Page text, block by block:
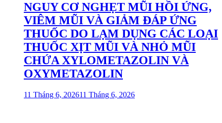
NGUY CƠ NGHẸT MŨI HỒI ỨNG,
VIÊM MŨI VÀ GIẢM ĐÁP ỨNG
THUỐC DO LẠM DỤNG CÁC LOẠI
THUỐC XỊT MŨI VÀ NHỎ MŨI
CHỨA XYLOMETAZOLIN VÀ
OXYMETAZOLIN
11 Tháng 6, 202611 Tháng 6, 2026